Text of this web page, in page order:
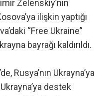
Zelenskiy’nin
ilişkin yaptığı
“Free Ukraine”
bayrağı kaldırıldı.
Rusya’nın Ukrayna’ya
destek